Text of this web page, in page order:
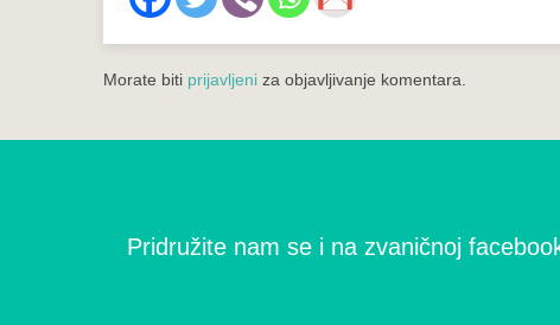
Morate biti prijavljeni za objavljivanje komentara.
Pridružite nam se i na zvaničnoj